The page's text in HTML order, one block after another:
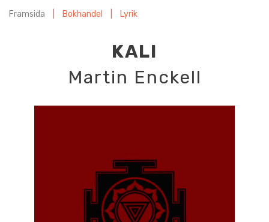
Framsida Bokhandel Lyrik
KALI
Martin Enckell